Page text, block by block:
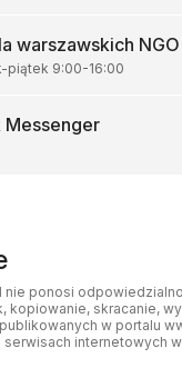
warszawskich NGO
piątek 9:00-16:00
Messenger
nie ponosi
kopiowanie, skracanie,
w portalu
serwisach internetowych